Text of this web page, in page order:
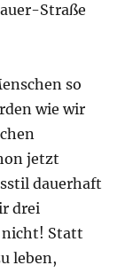
Straße
so
wie wir
jetzt
dauerhaft
drei
nicht! Statt
leben,